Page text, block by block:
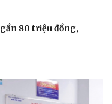
80 triệu đồng,